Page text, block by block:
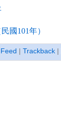
國101年）
| Trackback |